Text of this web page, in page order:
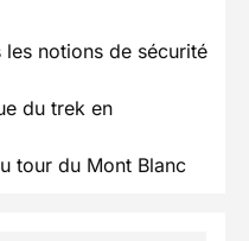
notions de sécurité
du trek en
tour du Mont Blanc